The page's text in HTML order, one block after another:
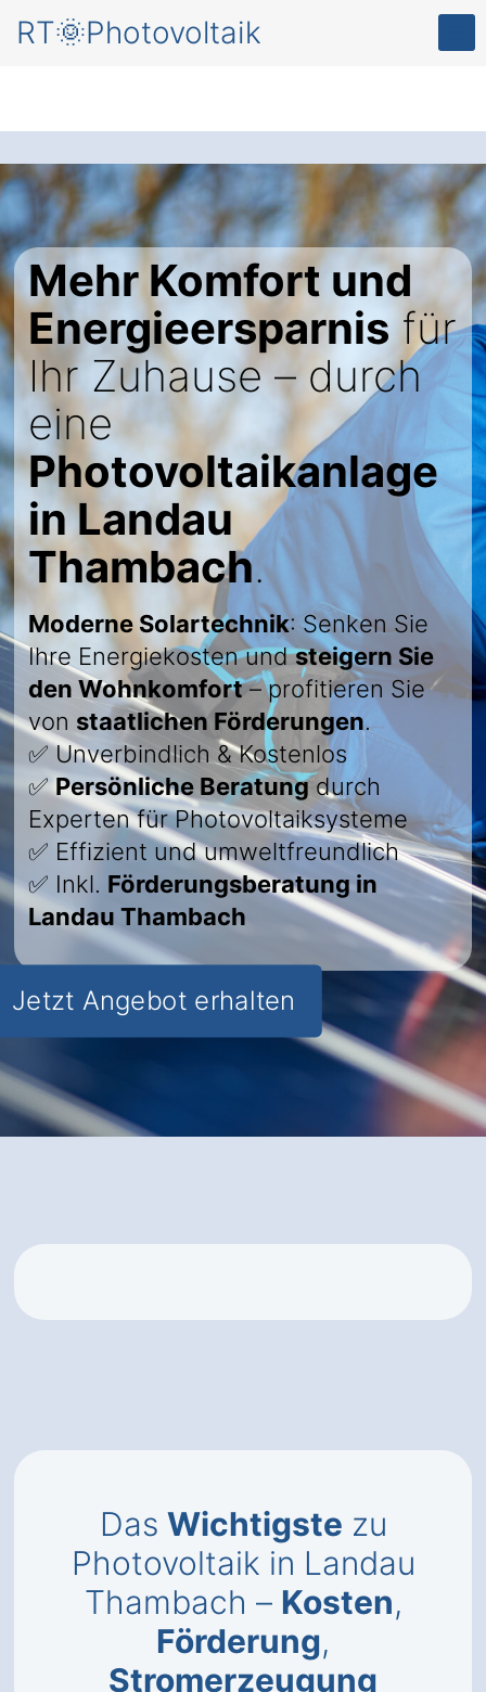
RT🌞Photovoltaik
Mehr Komfort und
Energieersparnis für
Ihr Zuhause – durch
eine
Photovoltaikanlage
in Landau
Thambach.
Moderne Solartechnik: Senken Sie
Ihre Energiekosten undsteigern Sie
den Wohnkomfort– profitieren Sie
von staatlichen Förderungen.
✅ Unverbindlich & Kostenlos
✅Persönliche Beratungdurch
Experten für Photovoltaiksysteme
✅ Effizient und umweltfreundlich
✅ Inkl. Förderungsberatung in
Landau Thambach
Jetzt Angebot erhalten
Das Wichtigste zu
Photovoltaik in Landau
Thambach – Kosten,
Förderung,
Stromerzeugung